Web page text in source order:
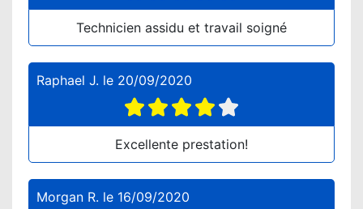
Technicien assidu et travail soigné
Raphael J. le 20/09/2020
Excellente prestation!
Morgan R. le 16/09/2020